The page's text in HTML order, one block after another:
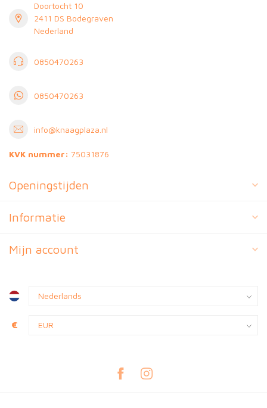
Doortocht 10
2411 DS Bodegraven
Nederland
0850470263
0850470263
info@knaagplaza.nl
KVK nummer: 75031876
Openingstijden
Informatie
Mijn account
€